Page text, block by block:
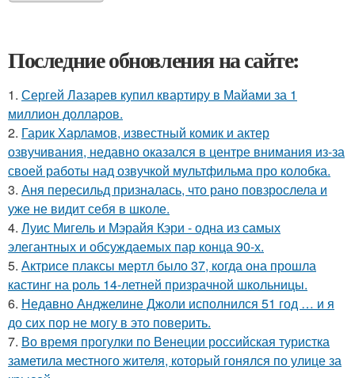
Последние обновления на сайте:
1. Сергей Лазарев купил квартиру в Майами за 1
миллион долларов.
2. Гарик Харламов, известный комик и актер
озвучивания, недавно оказался в центре внимания из-за
своей работы над озвучкой мультфильма про колобка.
3. Аня пересильд призналась, что рано повзрослела и
уже не видит себя в школе.
4. Луис Мигель и Мэрайя Кэри - одна из самых
элегантных и обсуждаемых пар конца 90-х.
5. Актрисе плаксы мертл было 37, когда она прошла
кастинг на роль 14-летней призрачной школьницы.
6. Недавно Анджелине Джоли исполнился 51 год … и я
до сих пор не могу в это поверить.
7. Во время прогулки по Венеции российская туристка
заметила местного жителя, который гонялся по улице за